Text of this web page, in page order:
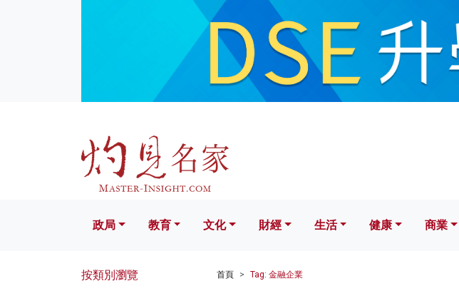
文化 財經 生活 健康
政局 教育 文化 財經 生活 健康 商業
首頁 Tag: 金融企業
按類別瀏覽